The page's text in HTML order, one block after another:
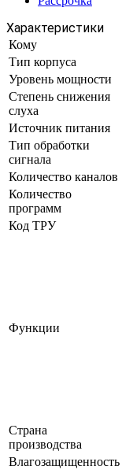
Характеристики
Кому
Тип корпуса
Уровень мощности
Степень снижения
слуха
Источник питания
Тип обработки
сигнала
Количество каналов
Количество
программ
Код ТРУ
Функции
Страна
производства
Влагозащищенность